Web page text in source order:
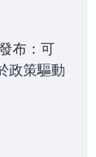
布：可
政策驅動